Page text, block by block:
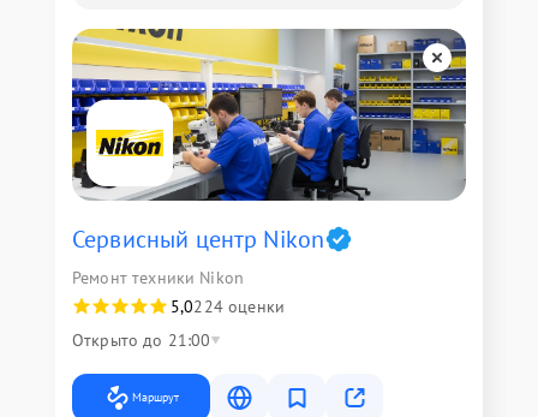
Сервисный центр Nikon
Ремонт техники Nikon
5,0224 оценки
Открыто до 21:00
Маршрут